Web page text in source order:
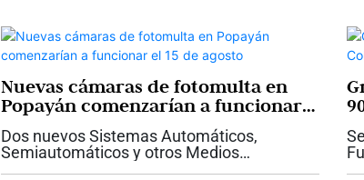
Nuevas cámaras de fotomulta en
Popayán comenzarían a funcionar
el 15 de agosto
Dos nuevos Sistemas Automáticos,
Semiautomáticos y otros Medios
Tecnológicos para la Detección de